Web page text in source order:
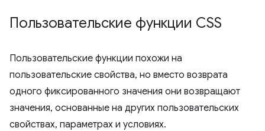
Пользовательские функции CSS
Пользовательские функции похожи на
пользовательские свойства, но вместо возврата
одного фиксированного значения они возвращают
значения, основанные на других пользовательских
свойствах, параметрах и условиях.